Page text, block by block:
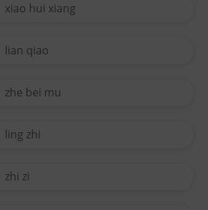
xiao hui xiang
lian qiao
zhe bei mu
ling zhi
zhi zi